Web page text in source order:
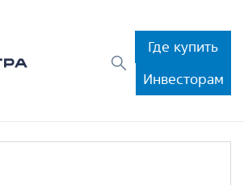
Где купить
Инвесторам